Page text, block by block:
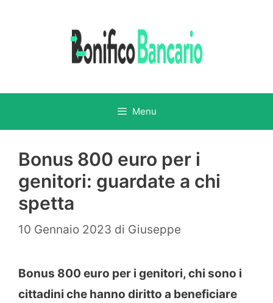
Menu
Bonus 800 euro per i
genitori: guardate a chi
spetta
10 Gennaio 2023 di Giuseppe
Bonus 800 euro per i genitori, chi sono i
cittadini che hanno diritto a beneficiare